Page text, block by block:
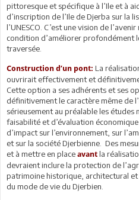
pittoresque et spécifique à l’Ile et à
d’inscription de l’Ile de Djerba sur la
l’UNESCO. C’est une vision de
condition d’améliorer profondément
traversée.
Construction d’un pont: La
ouvrirait effectivement et
Cette option a ses adhérents et ses
définitivement le caractère même de
sérieusement au préalable les études
faisabilité et d’évaluation
d’impact sur l’environnement, sur
et sur la société Djerbienne. Des
et à mettre en place avant la
devraient inclure la protection de
patrimoine historique, architectural et
du mode de vie du Djerbien.